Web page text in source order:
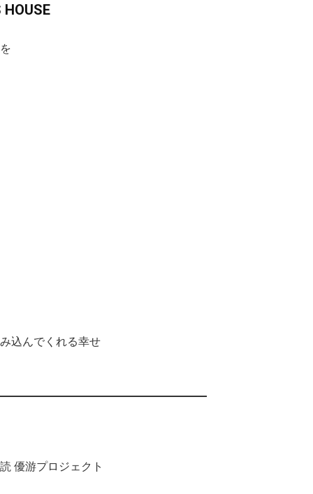
HOUSE
込んでくれる幸せ
優游プロジェクト